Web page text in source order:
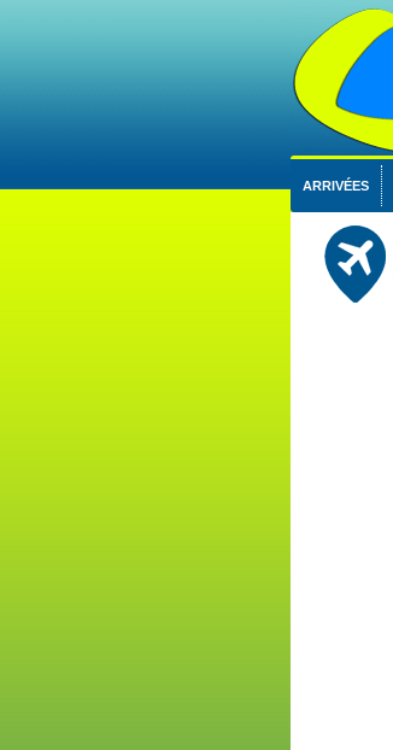
ARRIVÉES